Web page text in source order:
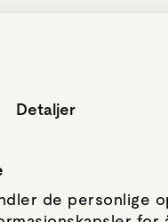
Detaljer
de personlige